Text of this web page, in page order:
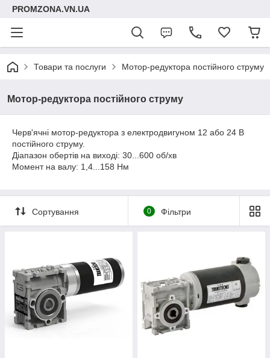
PROMZONA.VN.UA
Товари та послуги Мотор-редуктора постійного струму
Мотор-редуктора постійного струму
Черв'ячні мотор-редуктора з електродвигуном 12 або 24 В
постійного струму.
Діапазон обертів на виході: 30...600 об/хв
Момент на валу: 1,4...158 Нм
Сортування 0 Фільтри